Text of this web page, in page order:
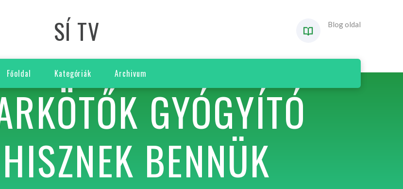
SÍ TV Blog oldal
Főoldal Kategóriák Archivum
GYÓGYÍTÓ
BENNÜK